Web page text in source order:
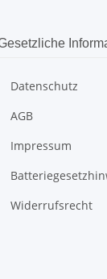
Datenschutz
AGB
Impressum
Widerrufsrecht